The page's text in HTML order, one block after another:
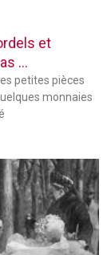
et
…
petites pièces
monnaies